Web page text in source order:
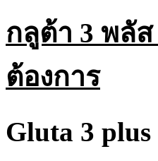
กลูต้า 3 พลัส
ต้องการ
Gluta 3 plus